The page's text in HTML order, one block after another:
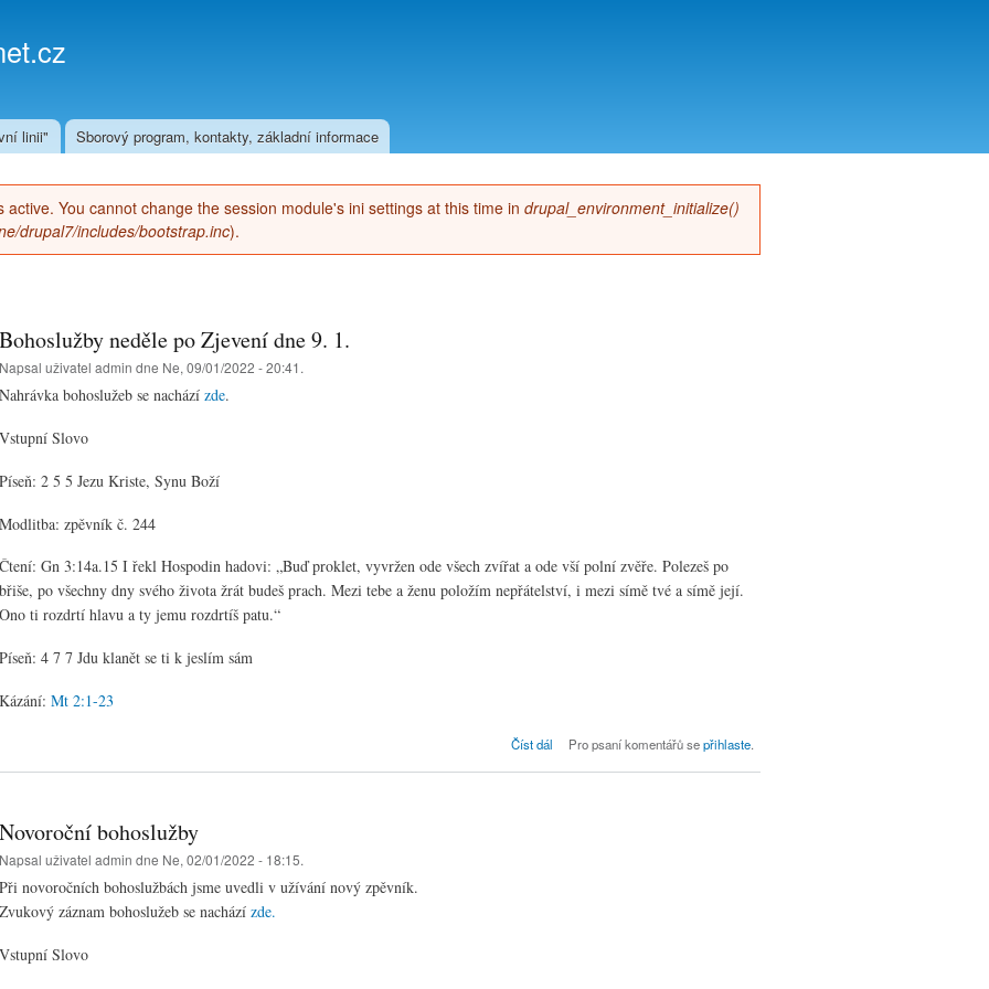
linii" Sborový program, kontakty, základní informace
active. You cannot change the session module's ini settings at this time in drupal_environment_initialize()
drupal7/includes/bootstrap.inc).
Bohoslužby neděle po Zjevení dne 9. 1.
Napsal uživatel admin dne Ne, 09/01/2022 - 20:41.
Nahrávka bohoslužeb se nachází zde.
Vstupní Slovo
Píseň: 2 5 5 Jezu Kriste, Synu Boží
Modlitba: zpěvník č. 244
Čtení: Gn 3:14a.15 I řekl Hospodin hadovi: „Buď proklet, vyvržen ode všech zvířat a ode vší polní zvěře. Polezeš po
břiše, po všechny dny svého života žrát budeš prach. Mezi tebe a ženu položím nepřátelství, i mezi símě tvé a símě její.
Ono ti rozdrtí hlavu a ty jemu rozdrtíš patu.“
Píseň: 4 7 7 Jdu klanět se ti k jeslím sám
Kázání: Mt 2:1-23
Číst dál Bohoslužby neděle po Zjevení dne 9. 1.
Pro psaní komentářů sepřihlaste.
Novoroční bohoslužby
Napsal uživatel admin dne Ne, 02/01/2022 - 18:15.
Při novoročních bohoslužbách jsme uvedli v užívání nový zpěvník.
Zvukový záznam bohoslužeb se nachází zde.
Vstupní Slovo